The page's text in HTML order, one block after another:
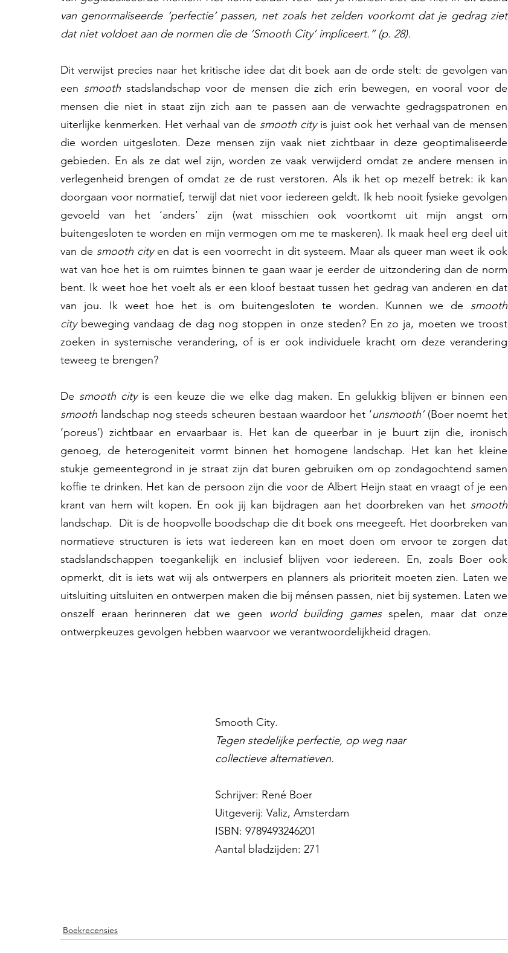
van genormaliseerde ‘perfectie’ passen, net zoals het zelden voorkomt dat je gedrag ziet
dat niet voldoet aan de normen die de ‘Smooth City’ impliceert.” (p. 28).
Dit verwijst precies naar het kritische idee dat dit boek aan de orde stelt: de gevolgen van
een smooth stadslandschap voor de mensen die zich erin bewegen, en vooral voor de
mensen die niet in staat zijn zich aan te passen aan de verwachte gedragspatronen en
uiterlijke kenmerken. Het verhaal van de smooth city is juist ook het verhaal van de mensen
die worden uitgesloten. Deze mensen zijn vaak niet zichtbaar in deze geoptimaliseerde
gebieden. En als ze dat wel zijn, worden ze vaak verwijderd omdat ze andere mensen in
verlegenheid brengen of omdat ze de rust verstoren. Als ik het op mezelf betrek: ik kan
doorgaan voor normatief, terwijl dat niet voor iedereen geldt. Ik heb nooit fysieke gevolgen
gevoeld van het ‘anders’ zijn (wat misschien ook voortkomt uit mijn angst om
buitengesloten te worden en mijn vermogen om me te maskeren). Ik maak heel erg deel uit
van de smooth city en dat is een voorrecht in dit systeem. Maar als queer man weet ik ook
wat van hoe het is om ruimtes binnen te gaan waar je eerder de uitzondering dan de norm
bent. Ik weet hoe het voelt als er een kloof bestaat tussen het gedrag van anderen en dat
van jou. Ik weet hoe het is om buitengesloten te worden. Kunnen we de smooth
city beweging vandaag de dag nog stoppen in onze steden? En zo ja, moeten we troost
zoeken in systemische verandering, of is er ook individuele kracht om deze verandering
teweeg te brengen?
De smooth city
smooth landschap nog steeds scheuren bestaan waardoor het ‘unsmooth’ (Boer noemt het
‘poreus’) zichtbaar en ervaarbaar is. Het kan de queerbar in je buurt zijn die, ironisch
genoeg, de heterogeniteit vormt binnen het homogene landschap. Het kan het kleine
stukje gemeentegrond in je straat zijn dat buren gebruiken om op zondagochtend samen
koffie te drinken. Het kan de persoon zijn die voor de Albert Heijn staat en vraagt of je een
krant van hem wilt kopen. En ook jij kan bijdragen aan het doorbreken van het
landschap.  Dit is de hoopvolle boodschap die dit boek ons meegeeft. Het doorbreken van
normatieve structuren is iets wat iedereen kan en moet doen om ervoor te zorgen dat
stadslandschappen toegankelijk en inclusief blijven voor iedereen. En, zoals Boer ook
opmerkt, dit is iets wat wij als ontwerpers en planners als prioriteit moeten zien. Laten we
uitsluiting uitsluiten en ontwerpen maken die bij ménsen passen, niet bij systemen. Laten we
onszelf eraan herinneren dat we geen
world building games spelen, maar dat onze
ontwerpkeuzes gevolgen hebben waarvoor we verantwoordelijkheid dragen.
Smooth City.
Tegen stedelijke perfectie, op weg naar
collectieve alternatieven.
Schrijver: René Boer
Uitgeverij: Valiz, Amsterdam
ISBN: 9789493246201
Aantal bladzijden: 271
Boekrecensies